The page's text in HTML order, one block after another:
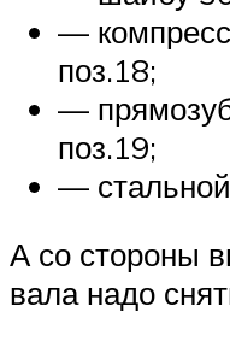
—
поз.18;
—
поз.19;
—
А со стороны
вала надо